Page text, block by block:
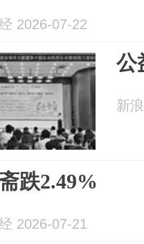
2026-07-22
公
新
跌2.49%
2026-07-21